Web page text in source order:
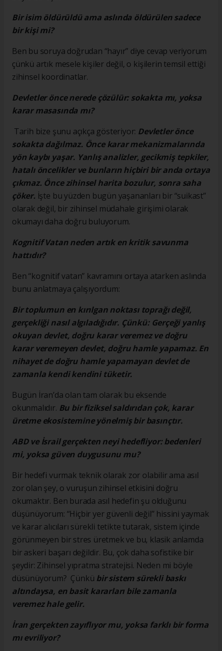
Bir isim öldürüldü ama aslında öldürülen sadece
bir kişi mi?
Ben bu soruya doğrudan “hayır” diye cevap veriyorum
çünkü artık mesele kişiler değil, o kişilerin temsil ettiği
zihinsel koordinatlar.
Devletler önce nerede çözülür: sokakta mı, yoksa
karar masasında mı?
Tarih bize şunu açıkça gösteriyor: Devletler önce
sokakta dağılmaz. Önce karar mekanizmalarında
yön kaybı yaşar. Yanlış analizler, gecikmiş tepkiler,
hatalı öncelikler ve bunların hiçbiri bir anda ortaya
çıkmaz. Önce zihinsel harita bozulur, sonra saha
çöker. İşte bu yüzden bugün yaşananları bir “suikast”
olarak değil, bir zihinsel müdahale girişimi olarak
okumayı daha doğru buluyorum.
Kognitif Vatan neden artık en kritik savunma
hattıdır?
Ben “kognitif vatan” kavramını ortaya atarken aslında
bunu anlatmaya çalışıyordum:
Bir toplumun en kırılgan noktası toprağı değil,
gerçekliği nasıl algıladığıdır. Çünkü: Gerçeği yanlış
okuyan devlet, doğru karar veremez ve doğru
karar veremeyen devlet, doğru hamle yapamaz. En
nihayet de doğru hamle yapamayan devlet de
zamanla kendi kendini tüketir.
Bugün İran’da olan tam olarak bu eksende
okunmalıdır. Bu bir fiziksel saldırıdan çok, karar
üretme ekosistemine yönelmiş bir basınçtır.
ABD ve İsrail gerçekten neyi hedefliyor: bedenleri
mi, yoksa güven duygusunu mu?
Bir hedefi vurmak teknik olarak zor olabilir ama asıl
zor olan şey, o vuruşun zihinsel etkisini doğru
okumaktır. Ben burada asıl hedefin şu olduğunu
düşünüyorum: “Hiçbir yer güvenli değil” hissini yaymak
ve karar alıcıları sürekli tetikte tutarak, sistem içinde
görünmeyen bir stres üretmek ve bu, klasik anlamda
bir askeri başarı değildir. Bu, çok daha sofistike bir
şeydir: Zihinsel yıpratma stratejisi. Neden mi böyle
düsünüyorum? Çünkü bir sistem sürekli baskı
altındaysa, en basit kararları bile zamanla
veremez hale gelir.
İran gerçekten zayıflıyor mu, yoksa farklı bir forma
mı evriliyor?